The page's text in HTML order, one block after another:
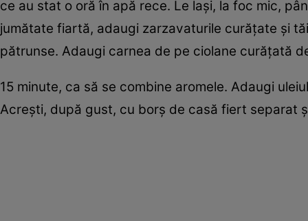
ce au stat o oră în apă rece. Le laşi, la foc mic,
jumătate fiartă, adaugi zarzavaturile curăţate şi
pătrunse. Adaugi carnea de pe ciolane curăţată
15 minute, ca să se combine aromele. Adaugi
Acreşti, după gust, cu borş de casă fiert separat